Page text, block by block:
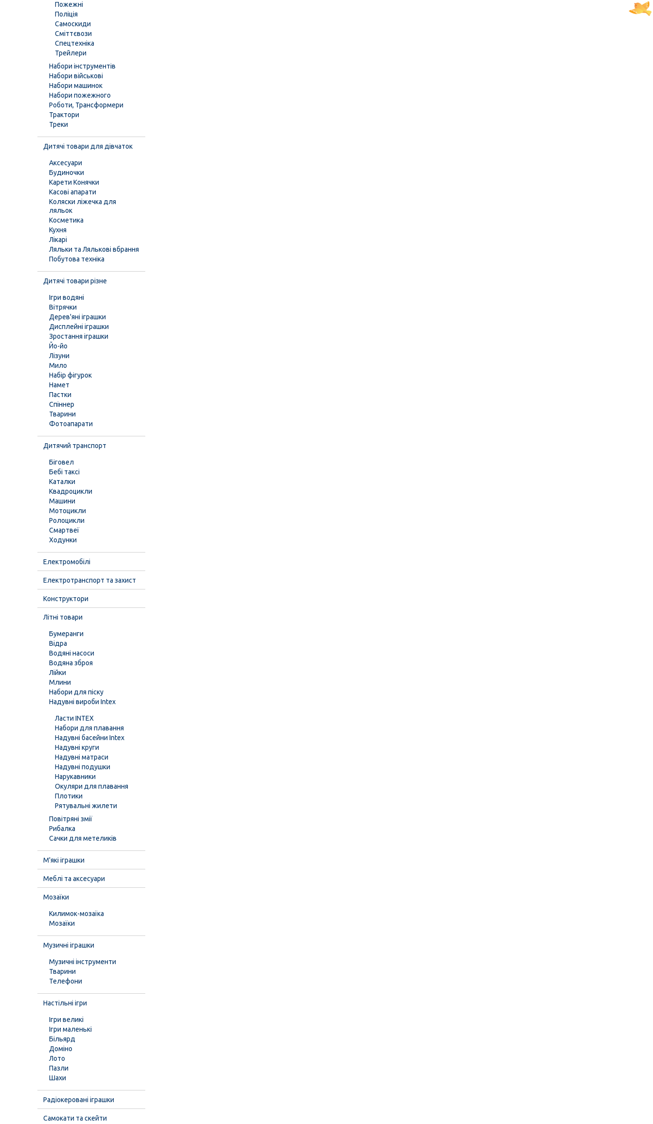
Пожежні
Поліція
Самоскиди
Сміттєвози
Спецтехніка
Трейлери
Набори інструментів
Набори військові
Набори машинок
Набори пожежного
Роботи, Трансформери
Трактори
Треки
Дитячі товари для дівчаток
Аксесуари
Будиночки
Карети Конячки
Касові апарати
Коляски ліжечка для
ляльок
Косметика
Кухня
Лікарі
Ляльки та Лялькові вбрання
Побутова техніка
Дитячі товари різне
Ігри водяні
Вітрячки
Дерев'яні іграшки
Дисплейні іграшки
Зростання іграшки
Йо-йо
Лізуни
Мило
Набір фігурок
Намет
Пастки
Спіннер
Тварини
Фотоапарати
Дитячий транспорт
Біговел
Бебі таксі
Каталки
Квадроцикли
Машини
Мотоцикли
Ролоцикли
Смартвеї
Ходунки
Електромобілі
Електротранспорт та захист
Конструктори
Літні товари
Бумеранги
Відра
Водяні насоси
Водяна зброя
Лійки
Млини
Набори для піску
Надувні вироби Intex
Ласти INTEX
Набори для плавання
Надувні басейни Intex
Надувні круги
Надувні матраси
Надувні подушки
Нарукавники
Окуляри для плавання
Плотики
Рятувальні жилети
Повітряні змії
Рибалка
Сачки для метеликів
М'які іграшки
Меблі та аксесуари
Мозаїки
Килимок-мозаїка
Мозаїки
Музичні іграшки
Музичні інструменти
Тварини
Телефони
Настільні ігри
Ігри великі
Ігри маленькі
Більярд
Доміно
Лото
Пазли
Шахи
Радіокеровані іграшки
Самокати та скейти